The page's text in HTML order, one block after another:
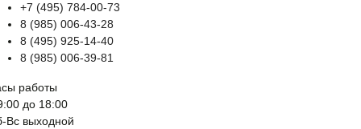
+7 (495) 784-00-73
8 (985) 006-43-28
8 (495) 925-14-40
8 (985) 006-39-81
работы
до 18:00
Вс выходной